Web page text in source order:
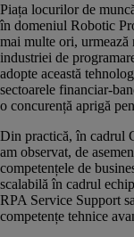
Piața locurilor de
în domeniul Robotic
mai multe ori,
industriei de
adopte această
sectoarele financiar-
o concurență aprigă
Din practică, în cadrul
am observat, de
competențele de
scalabilă în cadrul
RPA Service Support
competențe tehnice